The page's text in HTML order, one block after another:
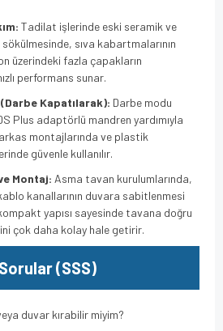
Tadilat işlerinde eski seramik ve
sıva kabartmalarının
üzerindeki fazla çapakların
performans sunar.
Kapatılarak): Darbe modu
Plus adaptörlü mandren yardımıyla
montajlarında ve plastik
güvenle kullanılır.
Montaj: Asma tavan kurulumlarında,
kanallarının duvara sabitlenmesi
yapısı sayesinde tavana doğru
çok daha kolay hale getirir.
(SSS)
duvar kırabilir miyim?